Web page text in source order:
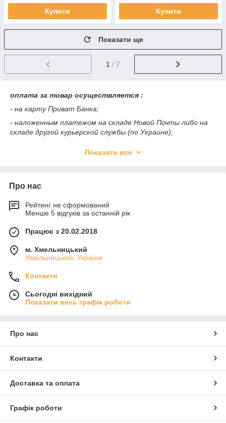
Купити Купити
Показати ще
1 / 7
оплата за товар осуществляется :
- на карту Приват Банка;
- наложенным платежом на складе Новой Почты либо на
складе другой курьерской службы (по Украине);
- Интайм
- Деливери
- самовывоз
отправка товара происходит в течении 1-2 дней с
момента оформления заказа,
покупателя!!!
Показати все
Про нас
Рейтинг не сформований
Менше 5 відгуків за останній рік
Працює з 20.02.2018
м. Хмельницький
Хмельницький, Україна
Контакти
Сьогодні вихідний
Показати весь графік роботи
Про нас
Контакти
Доставка та оплата
Графік роботи